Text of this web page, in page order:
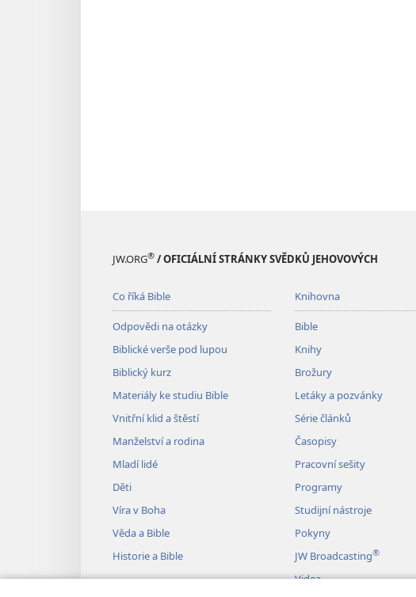
JW.ORG® / OFICIÁLNÍ STRÁNKY SVĚDKŮ JEHOVOVÝCH
Co říká Bible
Odpovědi na otázky
Biblické verše pod lupou
Biblický kurz
Materiály ke studiu Bible
Vnitřní klid a štěstí
Manželství a rodina
Mladí lidé
Děti
Víra v Boha
Věda a Bible
Historie a Bible
Knihovna
Bible
Knihy
Brožury
Letáky a pozvánky
Série článků
Časopisy
Pracovní sešity
Programy
Studijní nástroje
Pokyny
JW Broadcasting®
Videa